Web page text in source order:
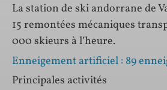
La station de ski andorrane de
15 remontées mécaniques
000 skieurs à l’heure.
Enneigement artificiel : 89
Principales activités